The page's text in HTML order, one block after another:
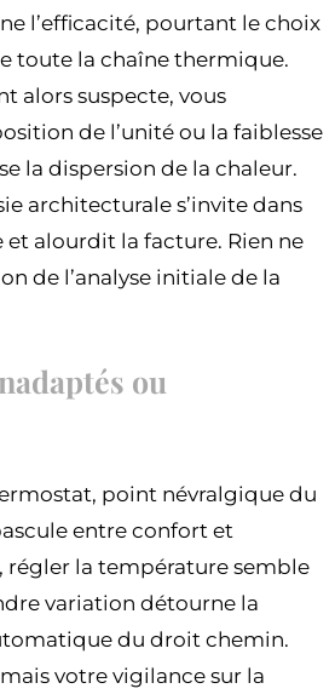
l’efficacité, pourtant le choix
toute la chaîne thermique.
alors suspecte, vous
de l’unité ou la faiblesse
la dispersion de la chaleur.
architecturale s’invite dans
et alourdit la facture. Rien ne
de l’analyse initiale de la
ou
point névralgique du
entre confort et
régler la température semble
variation détourne la
du droit chemin.
votre vigilance sur la